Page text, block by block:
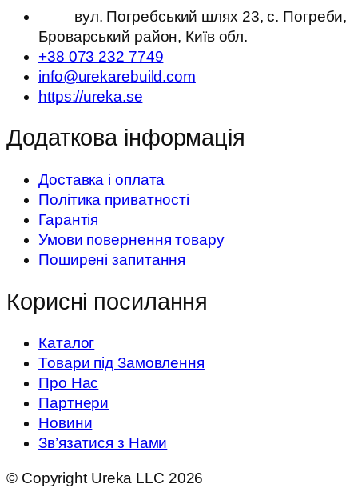
вул. Погребський шлях 23, с. Погреби,
Броварський район, Київ обл.
+38 073 232 7749
info@urekarebuild.com
https://ureka.se
Додаткова інформація
Доставка і оплата
Політика приватності
Гарантія
Умови повернення товару
Поширені запитання
Корисні посилання
Каталог
Товари під Замовлення
Про Нас
Партнери
Новини
Зв’язатися з Нами
© Copyright Ureka LLC 2026